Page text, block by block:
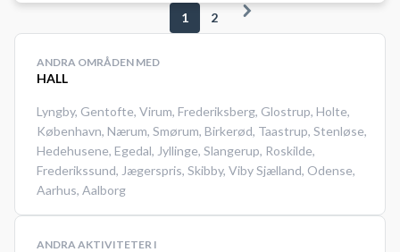
1 2
ANDRA OMRÅDEN MED
HALL
Lyngby, Gentofte, Virum, Frederiksberg, Glostrup, Holte,
København, Nærum, Smørum, Birkerød, Taastrup, Stenløse,
Hedehusene, Egedal, Jyllinge, Slangerup, Roskilde,
Frederikssund, Jægerspris, Skibby, Viby Sjælland, Odense,
Aarhus, Aalborg
ANDRA AKTIVITETER I